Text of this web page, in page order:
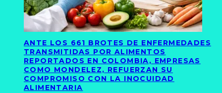
ANTE LOS 661 BROTES DE ENFERMEDADES
TRANSMITIDAS POR ALIMENTOS
REPORTADOS EN COLOMBIA, EMPRESAS
COMO MONDELEZ, REFUERZAN SU
COMPROMISO CON LA INOCUIDAD
ALIMENTARIA